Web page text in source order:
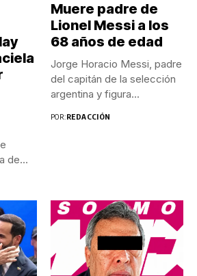
de
Muere padre de
Lionel Messi a los
68 años de edad
Jorge Horacio Messi, padre
del capitán de la selección
argentina y figura...
POR:REDACCIÓN